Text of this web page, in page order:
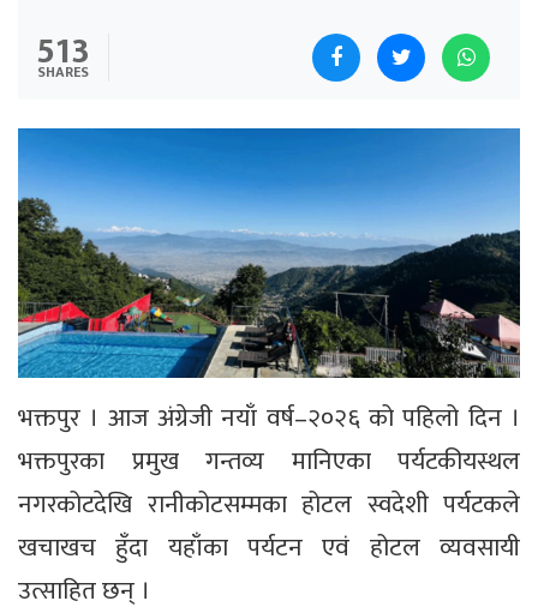
513
SHARES
भक्तपुर । आज अंग्रेजी नयाँ वर्ष–२०२६ को पहिलो दिन ।
भक्तपुरका प्रमुख गन्तव्य मानिएका पर्यटकीयस्थल
नगरकोटदेखि रानीकोटसम्मका होटल स्वदेशी पर्यटकले
खचाखच हुँदा यहाँका पर्यटन एवं होटल व्यवसायी
उत्साहित छन् ।